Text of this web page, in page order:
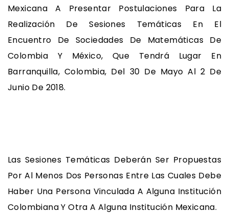
Mexicana A Presentar Postulaciones Para La
Realización De Sesiones Temáticas En El
Encuentro De Sociedades De Matemáticas De
Colombia Y México, Que Tendrá Lugar En
Barranquilla, Colombia, Del 30 De Mayo Al 2 De
Junio De 2018.
Las Sesiones Temáticas Deberán Ser Propuestas
Por Al Menos Dos Personas Entre Las Cuales Debe
Haber Una Persona Vinculada A Alguna Institución
Colombiana Y Otra A Alguna Institución Mexicana.